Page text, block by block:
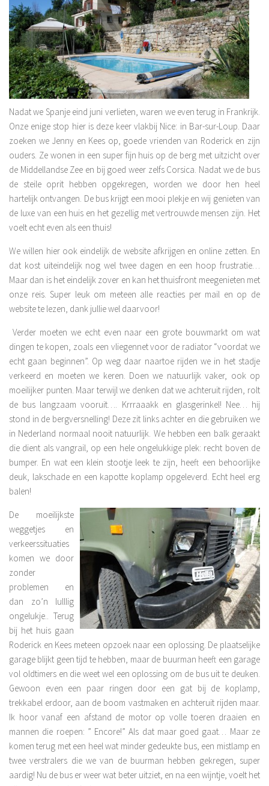
Nadat we Spanje eind juni verlieten, waren we even terug in Frankrijk.
Onze enige stop hier is deze keer vlakbij Nice: in Bar-sur-Loup. Daar
zoeken we Jenny en Kees op, goede vrienden van Roderick en zijn
ouders. Ze wonen in een super fijn huis op de berg met uitzicht over
de Middellandse Zee en bij goed weer zelfs Corsica. Nadat we de bus
de steile oprit hebben opgekregen, worden we door hen heel
hartelijk ontvangen. De bus krijgt een mooi plekje en wij genieten van
de luxe van een huis en het gezellig met vertrouwde mensen zijn. Het
voelt echt even als een thuis!
We willen hier ook eindelijk de website afkrijgen en online zetten. En
dat kost uiteindelijk nog wel twee dagen en een hoop frustratie…
Maar dan is het eindelijk zover en kan het thuisfront meegenieten met
onze reis. Super leuk om meteen alle reacties per mail en op de
website te lezen, dank jullie wel daarvoor!
Verder moeten we echt even naar een grote bouwmarkt om wat
dingen te kopen, zoals een vliegennet voor de radiator “voordat we
echt gaan beginnen”. Op weg daar naartoe rijden we in het stadje
verkeerd en moeten we keren. Doen we natuurlijk vaker, ook op
moeilijker punten. Maar terwijl we denken dat we achteruit rijden, rolt
de bus langzaam vooruit…. Krrraaakk en glasgerinkel! Nee… hij
stond in de bergversnelling! Deze zit links achter en die gebruiken we
in Nederland normaal nooit natuurlijk. We hebben een balk geraakt
die dient als vangrail, op een hele ongelukkige plek: recht boven de
bumper. En wat een klein stootje leek te zijn, heeft een behoorlijke
deuk, lakschade en een kapotte koplamp opgeleverd. Echt heel erg
balen!
De moeilijkste
weggetjes en
verkeerssituaties
komen we door
zonder
problemen en
dan zo’n lulllig
ongelukje.. Terug
bij het huis gaan
Roderick en Kees meteen opzoek naar een oplossing. De plaatselijke
garage blijkt geen tijd te hebben, maar de buurman heeft een garage
vol oldtimers en die weet wel een oplossing om de bus uit te deuken.
Gewoon even een paar ringen door een gat bij de koplamp,
trekkabel erdoor, aan de boom vastmaken en achteruit rijden maar.
Ik hoor vanaf een afstand de motor op volle toeren draaien en
mannen die roepen: ” Encore!” Als dat maar goed gaat… Maar ze
komen terug met een heel wat minder gedeukte bus, een mistlamp en
twee verstralers die we van de buurman hebben gekregen, super
aardig! Nu de bus er weer wat beter uitziet, en na een wijntje, voelt het